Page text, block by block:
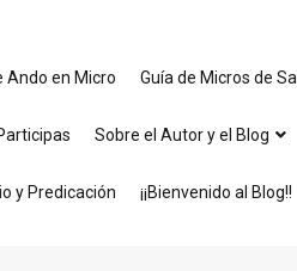
Ando en Micro Guía de Micros de
Sobre el Autor y el Blog
y Predicación ¡¡Bienvenido al Blog!!